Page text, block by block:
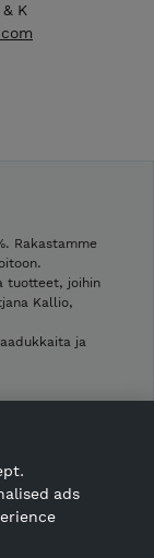
K
Rakastamme
tuotteet, joihin
Kallio,
ja
ads